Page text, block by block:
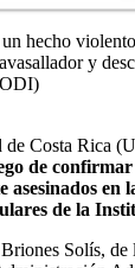
hecho
y
Costa Rica
de
asesinados en
de la
Solís, de